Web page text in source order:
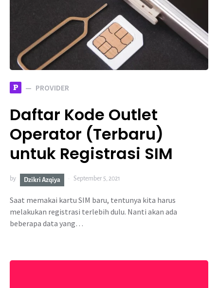
P PROVIDER
Daftar Kode Outlet
Operator (Terbaru)
untuk Registrasi SIM
by Dzikri Azqiya September 5, 2021
Saat memakai kartu SIM baru, tentunya kita harus
melakukan registrasi terlebih dulu. Nanti akan ada
beberapa data yang…